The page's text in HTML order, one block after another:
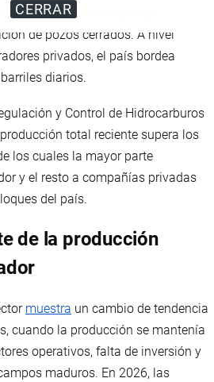
CERRARoptimización de
de pozos cerrados. A nivel
privados, el país bordea
diarios.
y Control de Hidrocarburos
total reciente supera los
los cuales la mayor parte
y el resto a compañías privadas
del país.
de la producción
muestra un cambio de tendencia
cuando la producción se mantenía
operativos, falta de inversión y
maduros. En 2026, las